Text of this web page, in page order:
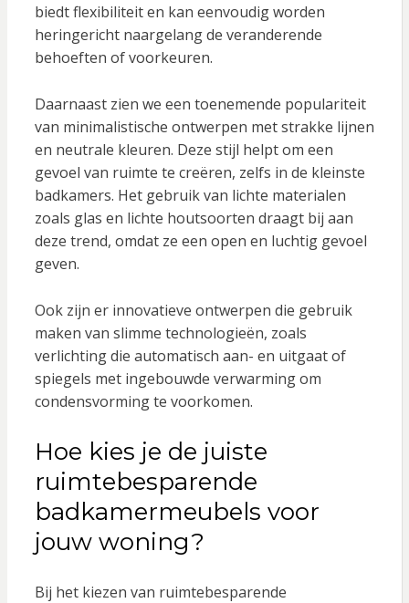
biedt flexibiliteit en kan eenvoudig worden
heringericht naargelang de veranderende
behoeften of voorkeuren.
Daarnaast zien we een toenemende populariteit
van minimalistische ontwerpen met strakke lijnen
en neutrale kleuren. Deze stijl helpt om een
gevoel van ruimte te creëren, zelfs in de kleinste
badkamers. Het gebruik van lichte materialen
zoals glas en lichte houtsoorten draagt bij aan
deze trend, omdat ze een open en luchtig gevoel
geven.
Ook zijn er innovatieve ontwerpen die gebruik
maken van slimme technologieën, zoals
verlichting die automatisch aan- en uitgaat of
spiegels met ingebouwde verwarming om
condensvorming te voorkomen.
Hoe kies je de juiste
ruimtebesparende
badkamermeubels voor
jouw woning?
Bij het kiezen van ruimtebesparende